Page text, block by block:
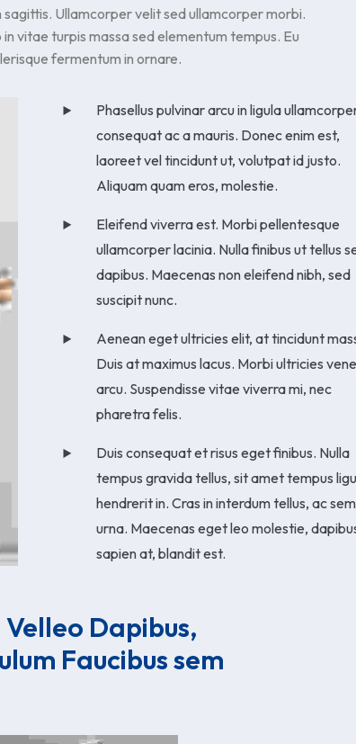
Ullamcorper velit sed ullamcorper morbi.
vitae turpis massa sed elementum tempus. Eu
fermentum in ornare.
Phasellus pulvinar arcu in ligula
consequat ac a mauris. Donec enim est,
laoreet vel tincidunt ut, volutpat id justo.
Aliquam quam eros, molestie.
Eleifend viverra est. Morbi pellentesque
ullamcorper lacinia. Nulla finibus ut tellus
dapibus. Maecenas non eleifend nibh, sed
suscipit nunc.
Aenean eget ultricies elit, at tincidunt
Duis at maximus lacus. Morbi ultricies
arcu. Suspendisse vitae viverra mi, nec
pharetra felis.
Duis consequat et risus eget finibus. Nulla
tempus gravida tellus, sit amet tempus
hendrerit in. Cras in interdum tellus, ac
urna. Maecenas eget leo molestie,
sapien at, blandit est.
Dapibus,
Faucibus sem